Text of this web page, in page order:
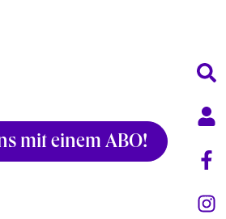
mit einem ABO!